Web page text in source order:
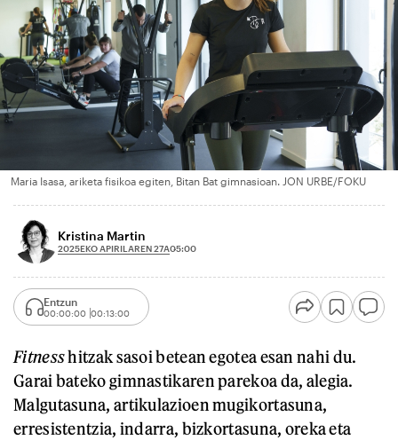
Maria Isasa, ariketa fisikoa egiten, Bitan Bat gimnasioan. JON URBE/FOKU
Kristina Martin
2025EKO APIRILAREN 27A05:00
Entzun
00:00:00 00:13:00
Fitnesshitzak sasoi betean egotea esan nahi du.
Garai bateko gimnastikaren parekoa da, alegia.
Malgutasuna, artikulazioen mugikortasuna,
erresistentzia, indarra, bizkortasuna, oreka eta